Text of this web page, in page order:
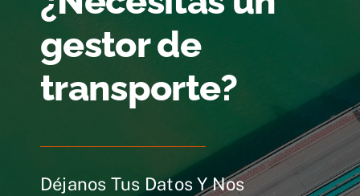
gestor de
transporte?
Déjanos Tus Datos Y Nos